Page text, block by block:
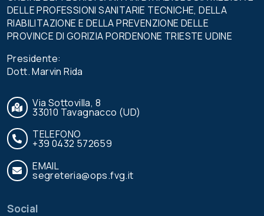
DELLE PROFESSIONI SANITARIE TECNICHE, DELLA
RIABILITAZIONE E DELLA PREVENZIONE DELLE
PROVINCE DI GORIZIA PORDENONE TRIESTE UDINE
Presidente:
Dott. Marvin Rida
Via Sottovilla, 8
33010 Tavagnacco (UD)
TELEFONO
+39 0432 572659
EMAIL
segreteria@ops.fvg.it
Social